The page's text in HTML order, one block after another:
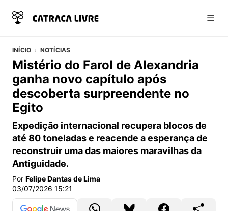
INÍCIO NOTÍCIAS
Mistério do Farol de Alexandria
ganha novo capítulo após
descoberta surpreendente no
Egito
Expedição internacional recupera blocos de
até 80 toneladas e reacende a esperança de
reconstruir uma das maiores maravilhas da
Antiguidade.
Por Felipe Dantas de Lima
03/07/2026 15:21